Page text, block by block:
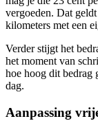
vergoeden. Dat
kilometers met een
Verder stijgt het
het moment van
hoe hoog dit bedrag
dag.
Aanpassing